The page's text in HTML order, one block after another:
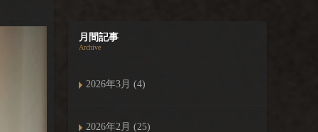
月間記事
Archive
2026年3月 (4)
2026年2月 (25)